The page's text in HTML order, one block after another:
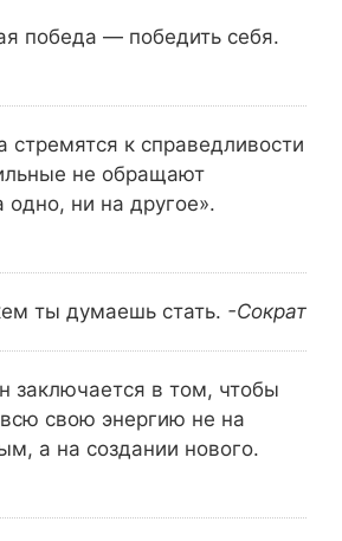
победа — победить себя.
стремятся к справедливости
не обращают
одно, ни на другое».
ты думаешь стать. -Сократ
заключается в том, чтобы
всю свою энергию не на
а на создании нового.